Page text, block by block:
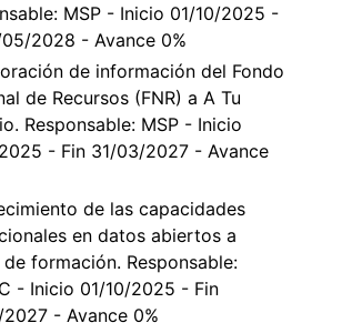
MSP - Inicio 01/10/2025 -
05/2028 - Avance 0%
de información del Fondo
de Recursos (FNR) a A Tu
Responsable: MSP - Inicio
- Fin 31/03/2027 - Avance
de las capacidades
en datos abiertos a
formación. Responsable:
- Inicio 01/10/2025 - Fin
- Avance 0%